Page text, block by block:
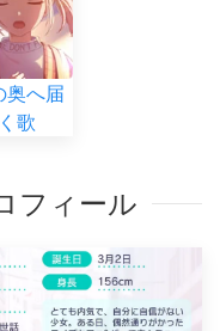
奥へ届
く歌
フィール